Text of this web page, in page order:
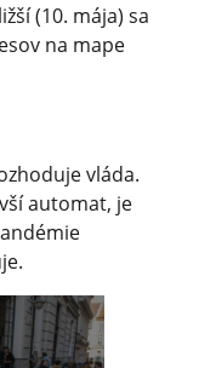
(10. mája) sa
na mape
vláda.
automat, je